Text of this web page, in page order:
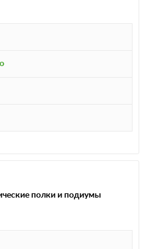
полки и подиумы